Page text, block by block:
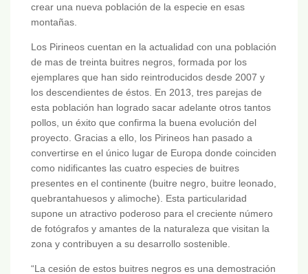
crear una nueva población de la especie en esas
montañas.
Los Pirineos cuentan en la actualidad con una población
de mas de treinta buitres negros, formada por los
ejemplares que han sido reintroducidos desde 2007 y
los descendientes de éstos. En 2013, tres parejas de
esta población han logrado sacar adelante otros tantos
pollos, un éxito que confirma la buena evolución del
proyecto. Gracias a ello, los Pirineos han pasado a
convertirse en el único lugar de Europa donde coinciden
como nidificantes las cuatro especies de buitres
presentes en el continente (buitre negro, buitre leonado,
quebrantahuesos y alimoche). Esta particularidad
supone un atractivo poderoso para el creciente número
de fotógrafos y amantes de la naturaleza que visitan la
zona y contribuyen a su desarrollo sostenible.
“La cesión de estos buitres negros es una demostración